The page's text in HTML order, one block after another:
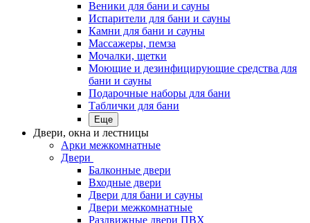
Веники для бани и сауны
Испарители для бани и сауны
Камни для бани и сауны
Массажеры, пемза
Мочалки, щетки
Моющие и дезинфицирующие средства для
бани и сауны
Подарочные наборы для бани
Таблички для бани
Еще
Двери, окна и лестницы
Арки межкомнатные
Двери
Балконные двери
Входные двери
Двери для бани и сауны
Двери межкомнатные
Раздвижные двери ПВХ